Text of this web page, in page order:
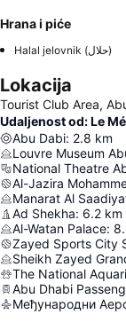
Hrana i piće
Halal jelovnik (حلال)
Lokacija
Tourist Club Area,
Udaljenost od: Le
Abu Dabi: 2.8 km
Louvre Museum
National Theatre
Al-Jazira
Manarat Al
Ad Shekha: 6.2 km
Al-Watan Palace:
Zayed Sports City
Sheikh Zayed
The National
Abu Dhabi
Међународни